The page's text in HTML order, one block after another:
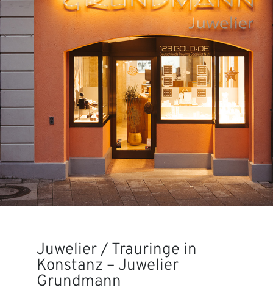
Juwelier / Trauringe in
Konstanz – Juwelier
Grundmann